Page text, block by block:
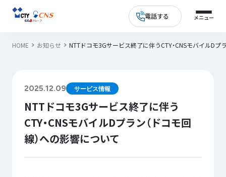
電話する
HOME お知らせ NTTドコモ3Gサービス終了に伴うCTY・CNSモバイルDプ
2025.12.09 サービス情報
NTTドコモ3Gサービス終了に伴う
CTY・CNSモバイルDプラン（ドコモ回
線）への影響について